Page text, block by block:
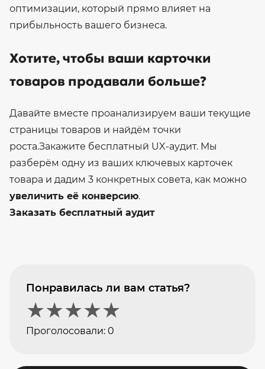
оптимизации, который прямо влияет на
прибыльность вашего бизнеса.
Хотите, чтобы ваши карточки
товаров продавали больше?
Давайте вместе проанализируем ваши текущие
страницы товаров и найдём точки
роста.Закажите бесплатный UX-аудит. Мы
разберём одну из ваших ключевых карточек
товара и дадим 3 конкретных совета, как можно
увеличить её конверсию.
Заказать бесплатный аудит
Понравилась ли вам статья?
★★★★★
Проголосовали:0